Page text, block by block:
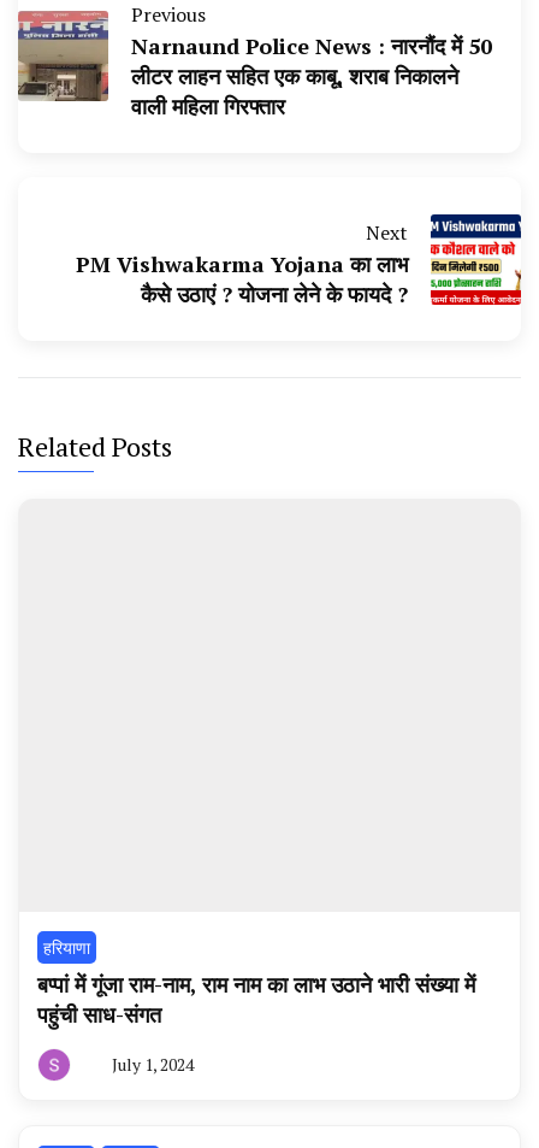
Previous
Narnaund Police News : नारनौंद में 50
लीटर लाहन सहित एक काबू, शराब निकालने
वाली महिला गिरफ्तार
Next
PM Vishwakarma Yojana का लाभ
कैसे उठाएं ? योजना लेने के फायदे ?
Related Posts
हरियाणा
बप्पां में गूंजा राम-नाम, राम नाम का लाभ उठाने भारी संख्या में
पहुंची साध-संगत
July 1, 2024